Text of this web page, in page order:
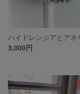
3,000円